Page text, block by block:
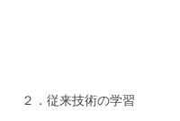
２．従来技術の学習